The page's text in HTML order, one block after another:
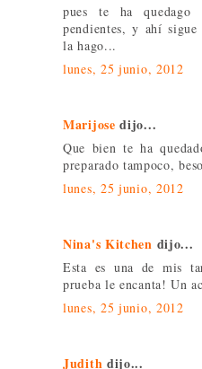
pues te ha
pendientes, y ahí
la hago...
lunes, 25 junio, 2012
Marijose dijo...
Que bien te ha
preparado tampoco,
lunes, 25 junio, 2012
Nina's Kitchen dijo...
Esta es una de mis
prueba le encanta! Un
lunes, 25 junio, 2012
Judith dijo...